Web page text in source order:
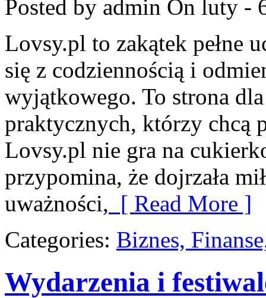
Posted by admin On luty -
Lovsy.pl to zakątek pełne
się z codziennością i
wyjątkowego. To strona
praktycznych, którzy chcą
Lovsy.pl nie gra na
przypomina, że dojrzała
uważności, [ Read More ]
Categories: Biznes,
Wydarzenia i